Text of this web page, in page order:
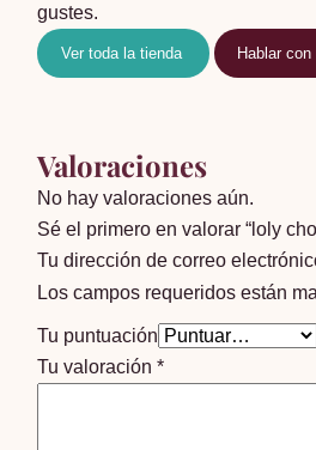
gustes.
Ver toda la tienda Hablar
Valoraciones
No hay valoraciones aún.
Sé el primero en valorar “loly
Tu dirección de correo
Los campos requeridos están
Tu puntuación
Tu valoración*